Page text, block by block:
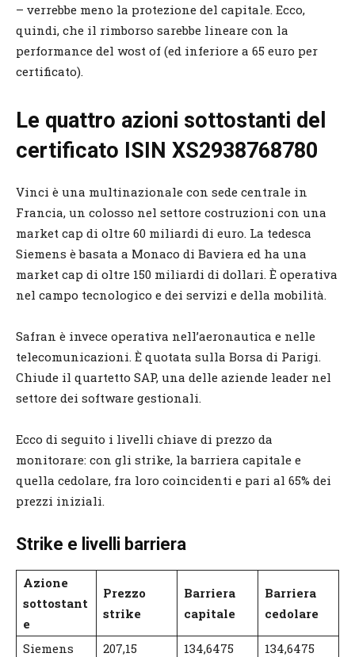
– verrebbe meno la protezione del capitale. Ecco,
quindi, che il rimborso sarebbe lineare con la
performance del wost of (ed inferiore a 65 euro per
certificato).
Le quattro azioni sottostanti del
certificato ISIN XS2938768780
Vinci è una multinazionale con sede centrale in
Francia, un colosso nel settore costruzioni con una
market cap di oltre 60 miliardi di euro. La tedesca
Siemens è basata a Monaco di Baviera ed ha una
market cap di oltre 150 miliardi di dollari. È operativa
nel campo tecnologico e dei servizi e della mobilità.
Safran è invece operativa nell’aeronautica e nelle
telecomunicazioni. È quotata sulla Borsa di Parigi.
Chiude il quartetto SAP, una delle aziende leader nel
settore dei software gestionali.
Ecco di seguito i livelli chiave di prezzo da
monitorare: con gli strike, la barriera capitale e
quella cedolare, fra loro coincidenti e pari al 65% dei
prezzi iniziali.
Strike e livelli barriera
Azione
sottostant
e
Prezzo
strike
Barriera
capitale
Barriera
cedolare
Siemens 207,15 134,6475 134,6475